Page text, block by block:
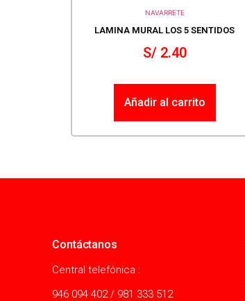
NAVARRETE
LAMINA MURAL LOS 5 SENTIDOS
S/2.40
Añadir al carrito
Contáctanos
Central telefónica :
946 094 402 / 981 333 512